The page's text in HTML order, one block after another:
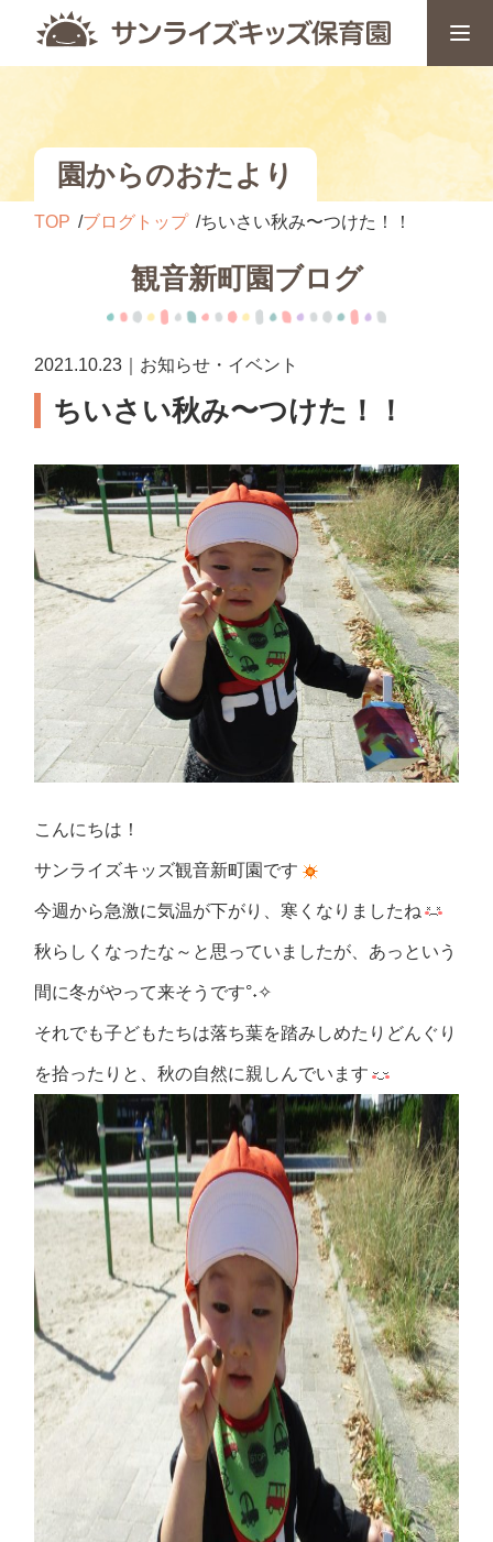
園からのおたより
TOP ブログトップ ちいさい秋み〜つけた！！
観音新町園ブログ
2021.10.23｜お知らせ・イベント
ちいさい秋み〜つけた！！
こんにちは！
サンライズキッズ観音新町園です
今週から急激に気温が下がり、寒くなりましたね
秋らしくなったな～と思っていましたが、あっという
間に冬がやって来そうです°˖✧
それでも子どもたちは落ち葉を踏みしめたりどんぐり
を拾ったりと、秋の自然に親しんでいます